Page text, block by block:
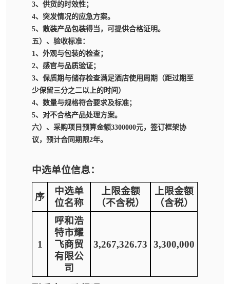
3、供货的时效性；
4、突发情况的应急方案。
5、散装产品包装得当，可提供合格证明。
五）、验收标准：
1、外观与包装的检查；
2、感官与品质验证；
3、保质期与储存检查满足酒店使用周期（距过期至
少保留三分之二以上的时间）
4、数量与规格符合要求及标准；
5、对不合格产品处理方案。
六）、采购项目预算金额3300000元，签订框架协
议，预计合同期限2年。
中选单位信息：
序
中选单
位名称
上限金额
（不含税）
上限金额
（含税）
1
呼和浩
特市耀
飞商贸
有限公
司
3,267,326.73 3,300,000